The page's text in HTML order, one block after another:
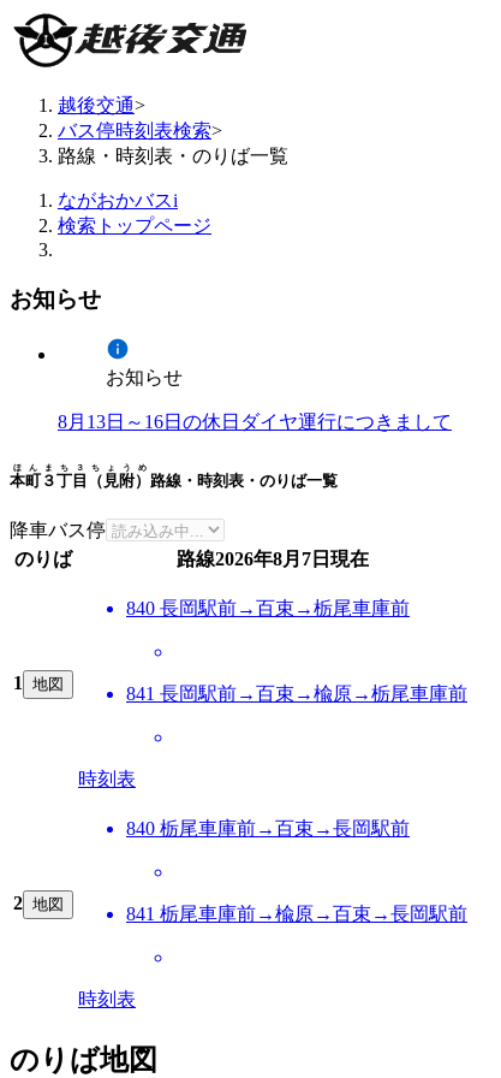
越後交通>
バス停時刻表検索>
路線・時刻表・のりば一覧
ながおかバスi
検索トップページ
お知らせ
お知らせ
8月13日～16日の休日ダイヤ運行につきまして
本町３丁目（見附）
ほんまち３ちょうめ
路線・時刻表・のりば一覧
降車バス停
のりば
路線2026年8月7日 現在
1 地図
840 長岡駅前→百束→栃尾車庫前
841 長岡駅前→百束→楡原→栃尾車庫前
時刻表
2 地図
840 栃尾車庫前→百束→長岡駅前
841 栃尾車庫前→楡原→百束→長岡駅前
時刻表
のりば地図